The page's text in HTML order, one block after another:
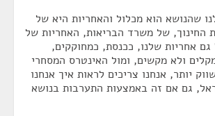
שהנושא הוא מכלול והאחריות היא של
החינוך, של משרד הבריאות, האחריות של
אחריות שלנו, ככנסת, כמחוקקים,
ולא מקשים, ומול האינטרס המסחרי
יותר, אנחנו צריכים לראות איך אנחנו
גם אם זה באמצעות התערבות בנושא